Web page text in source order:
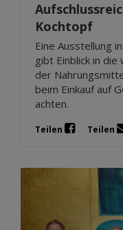
Kochtopf
Eine Ausstellung
gibt Einblick in
der
beim Einkauf auf
achten.
Teilen Teilen